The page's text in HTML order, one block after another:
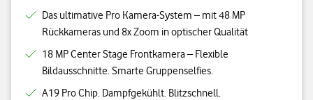
Das ultimative Pro Kamera-System – mit 48 MP
Rückkameras und 8x Zoom in optischer Qualität
18 MP Center Stage Frontkamera – Flexible
Bildausschnitte. Smarte Gruppenselfies.
A19 Pro Chip. Dampfgekühlt. Blitzschnell.